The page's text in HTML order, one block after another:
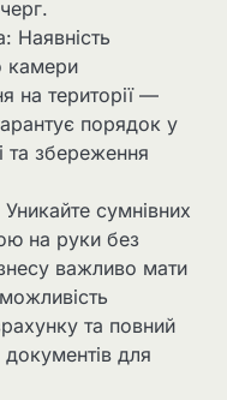
Наявність
камери
на території —
порядок у
та збереження
сумнівних
на руки без
важливо мати
та повний
для